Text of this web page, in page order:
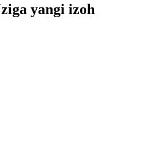
yangi izoh